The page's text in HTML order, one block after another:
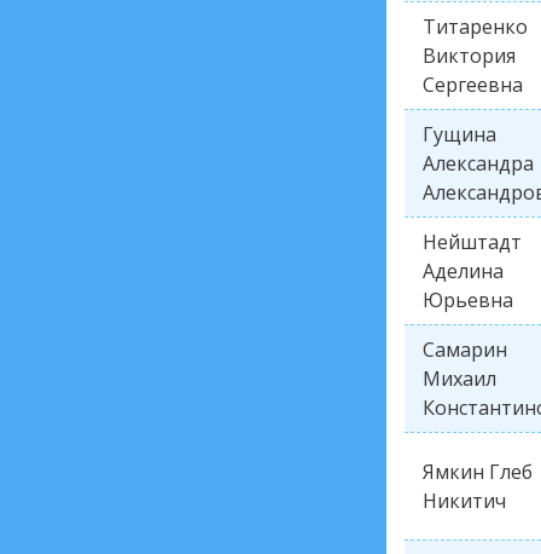
Титаренко
Виктория
Сергеевна
Гущина
Александра
Нейштадт
Аделина
Юрьевна
Самарин
Михаил
Ямкин Глеб
Никитич